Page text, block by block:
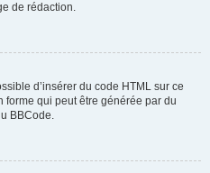
de rédaction.
d’insérer du code HTML sur ce
forme qui peut être générée par du
BBCode.